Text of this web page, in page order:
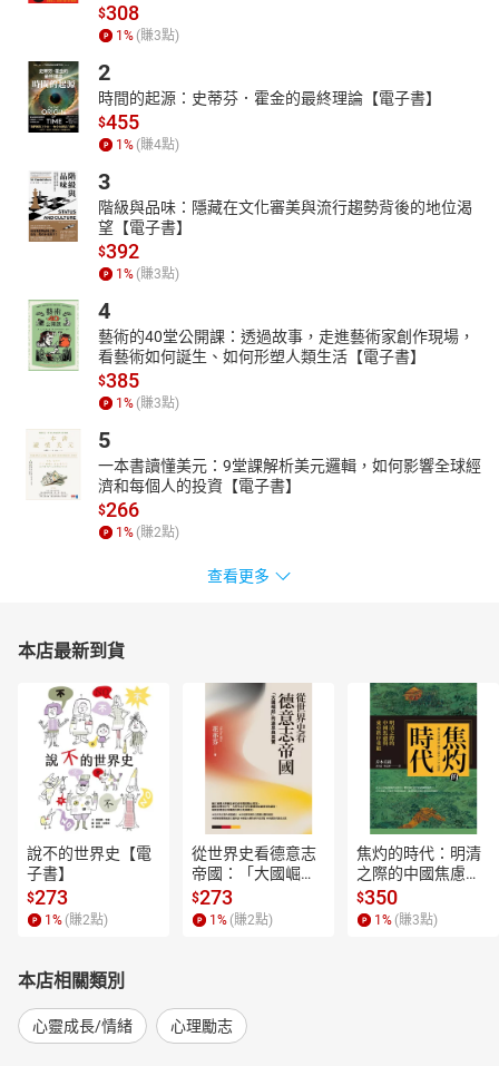
雖然無法解釋所有事，但會跟你一天所發生的事息息相關，
更能具體實踐「回到內在權威與策略」，活出真正的自己。
◎更有意識覺察：行星逆行
許多專家都注意到，行星逆行對人們的影響，
特地標示行星逆行的橢圓形箭頭。
◎不只是日誌，更有專業知識
除了有13個月的流日圖，還附有人類圖專業知識的關鍵字索引：
輪迴交叉、通道、閘門、384條爻、人類圖四等分、通道群……
封面裡還印有「曼陀羅十六神界」和「曼陀羅基因密碼子」，
無論你是人類圖初學者或專業分析師，都是很好學習的工具。
這是一本全彩印刷的精美日誌，願宇宙神力與你同在！
$308
1 % (賺3點)
2
時間的起源：史蒂芬．霍金的最終理論【電子書】
$455
1 % (賺4點)
3
階級與品味：隱藏在文化審美與流行趨勢背後的地位渴
望【電子書】
$392
1 % (賺3點)
4
藝術的40堂公開課：透過故事，走進藝術家創作現場，
看藝術如何誕生、如何形塑人類生活【電子書】
$385
1 % (賺3點)
5
一本書讀懂美元：9堂課解析美元邏輯，如何影響全球經
濟和每個人的投資【電子書】
$266
1 % (賺2點)
查看更多
本店最新到貨
說不的世界史【電
子書】
$273
1 % (賺2點)
從世界史看德意志
帝國：「大國崛
起」的迷思與真實
【電子書】
$273
1 % (賺2點)
焦灼的時代：明清
之際的中國焦慮與
東亞秩序重組【電
子書】
$350
1 % (賺3點)
本店相關類別
心靈成長/情緒 心理勵志